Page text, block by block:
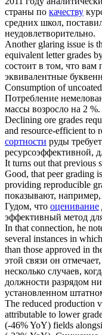
страны по качеству
средних школ,
неудовлетворительно.
Another glaring issue is
equivalent letter grades
состоит в том, что вам
эквивалентные
Consumption of
Потребление
массы возросло на 2 %.
Declining ore grades
and resource-efficient to
сортности руды
ресурсоэффективной,
It turns out that previous
Good, that peer grading
providing reproducible
показывают,
Гудом, что оценивание
эффективный метод
In that connection, he
several instances in
than those approved in
этой связи он
несколько случаев,
должности разрядом
установленном
The reduced production
attributable to lower
(-46% YoY) fields